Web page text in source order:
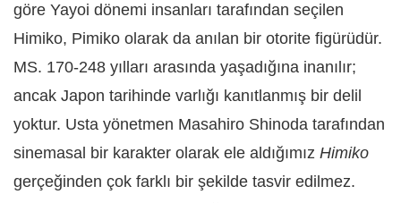
göre Yayoi dönemi insanları tarafından seçilen
Himiko, Pimiko olarak da anılan bir otorite figürüdür.
MS. 170-248 yılları arasında yaşadığına inanılır;
ancak Japon tarihinde varlığı kanıtlanmış bir delil
yoktur. Usta yönetmen Masahiro Shinoda tarafından
sinemasal bir karakter olarak ele aldığımız Himiko
gerçeğinden çok farklı bir şekilde tasvir edilmez.